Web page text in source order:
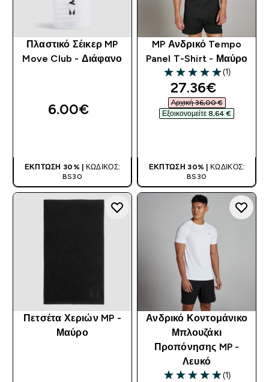
Πλαστικό Σέικερ MP
Move Club - Διάφανο
6.00€‎
ΈΚΠΤΩΣΗ 30% | ΚΩΔΙΚΌΣ:
BS30
MP Ανδρικό Tempo
Panel T-Shirt - Μαύρο
5 out of 5 stars
(1)
discounted
27.36€‎
Αρχική 36,00 €‎
Εξοικονομείτε 8,64 €‎
ΈΚΠΤΩΣΗ 30% | ΚΩΔΙΚΌΣ:
BS30
Πετσέτα Χεριών MP -
Μαύρο
Ανδρικό Κοντομάνικο
Μπλουζάκι
Προπόνησης MP -
Λευκό
(1)